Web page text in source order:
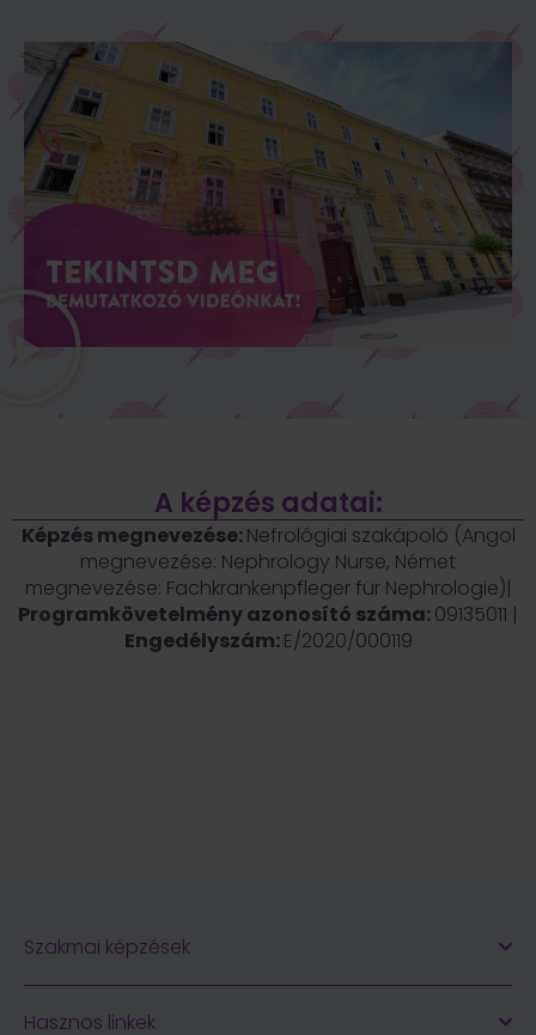
A képzés adatai:
Képzés megnevezése:Nefrológiai szakápoló (Angol
megnevezése: Nephrology Nurse, Német
megnevezése: Fachkrankenpfleger für Nephrologie)|
Programkövetelmény azonosító száma:09135011 |
Engedélyszám:E/2020/000119
Szakmai képzések
Hasznos linkek